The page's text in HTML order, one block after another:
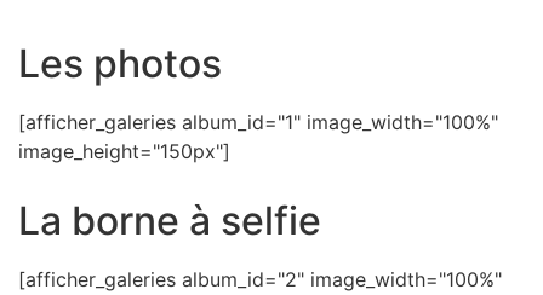
Les photos
[afficher_galeries album_id="1" image_width="100%"
image_height="150px"]
La borne à selfie
[afficher_galeries album_id="2" image_width="100%"